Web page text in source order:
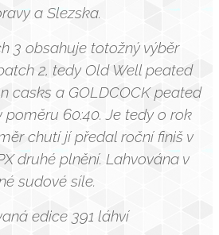
a Slezska.
3 obsahuje totožný výběr
2, tedy Old Well peated
casks a GOLDCOCK peated
poměru 60:40. Je tedy o rok
chutí jí předal roční finiš v
druhé plnění. Lahvována v
sudové síle.
edice 391 láhví